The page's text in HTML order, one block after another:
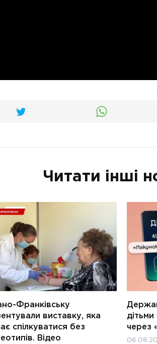
Читати інші
Франківську
виставку, яка
спілкуватися без
Відео
через